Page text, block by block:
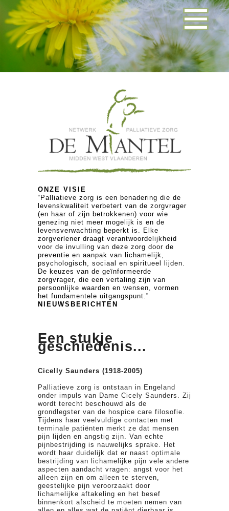
ONZE VISIE
“Palliatieve zorg is een benadering die de
levenskwaliteit verbetert van de zorgvrager
(en haar of zijn betrokkenen) voor wie
genezing niet meer mogelijk is en de
levensverwachting beperkt is. Elke
zorgverlener draagt verantwoordelijkheid
voor de invulling van deze zorg door de
preventie en aanpak van lichamelijk,
psychologisch, sociaal en spiritueel lijden.
De keuzes van de geïnformeerde
zorgvrager, die een vertaling zijn van
persoonlijke waarden en wensen, vormen
het fundamentele uitgangspunt.”
NIEUWSBERICHTEN
Een stukje
geschiedenis...
Cicelly Saunders (1918-2005)
Palliatieve zorg is ontstaan in Engeland
onder impuls van Dame Cicely Saunders. Zij
wordt terecht beschouwd als de
grondlegster van de hospice care filosofie.
Tijdens haar veelvuldige contacten met
terminale patiënten merkt ze dat mensen
pijn lijden en angstig zijn. Van echte
pijnbestrijding is nauwelijks sprake. Het
wordt haar duidelijk dat er naast optimale
bestrijding van lichamelijke pijn vele andere
aspecten aandacht vragen: angst voor het
alleen zijn en om alleen te sterven,
geestelijke pijn veroorzaakt door
lichamelijke aftakeling en het besef
binnenkort afscheid te moeten nemen van